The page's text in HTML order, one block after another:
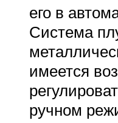
его в
Система
имеется
ручном